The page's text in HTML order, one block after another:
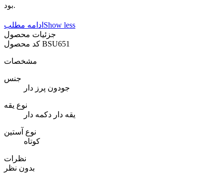
بود.
ادامه مطلب Show less
جزئیات محصول
BSU651
مشخصات
جنس
جودون پرز دار
نوع یقه
یقه دار دکمه دار
نوع آستین
کوتاه
نظرات
بدون نظر